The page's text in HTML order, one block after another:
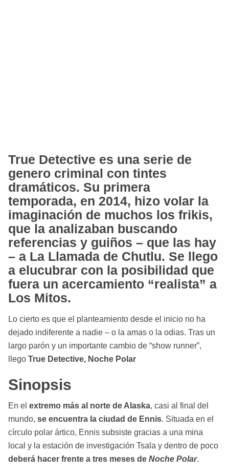
True Detective es una serie de
genero criminal con tintes
dramáticos. Su primera
temporada, en 2014, hizo volar la
imaginación de muchos los frikis,
que la analizaban buscando
referencias y guiños – que las hay
– a La Llamada de Chutlu. Se llego
a elucubrar con la posibilidad que
fuera un acercamiento “realista” a
Los Mitos.
Lo cierto es que el planteamiento desde el inicio no ha
dejado indiferente a nadie – o la amas o la odias. Tras un
largo parón y un importante cambio de “show runner”,
llego True Detective, Noche Polar
Sinopsis
En el extremo más al norte de Alaska, casi al final del
mundo, se encuentra la ciudad de Ennis. Situada en el
círculo polar ártico, Ennis subsiste gracias a una mina
local y la estación de investigación Tsala y dentro de poco
deberá hacer frente a tres meses de Noche Polar.